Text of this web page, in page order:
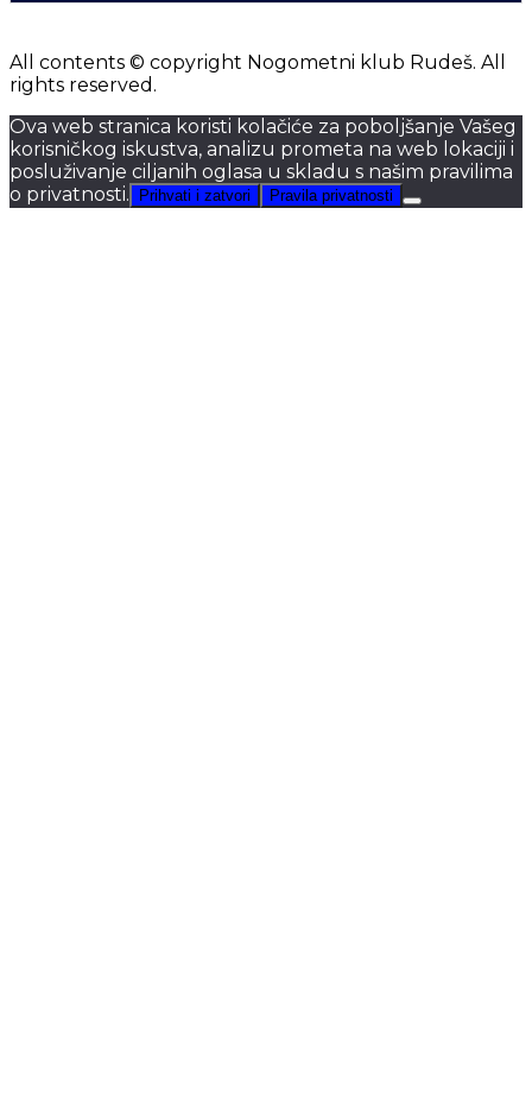
All contents © copyright Nogometni klub Rudeš. All
rights reserved.
Ova web stranica koristi kolačiće za poboljšanje Vašeg
korisničkog iskustva, analizu prometa na web lokaciji i
posluživanje ciljanih oglasa u skladu s našim pravilima
o privatnosti.
Prihvati i zatvori Pravila privatnosti